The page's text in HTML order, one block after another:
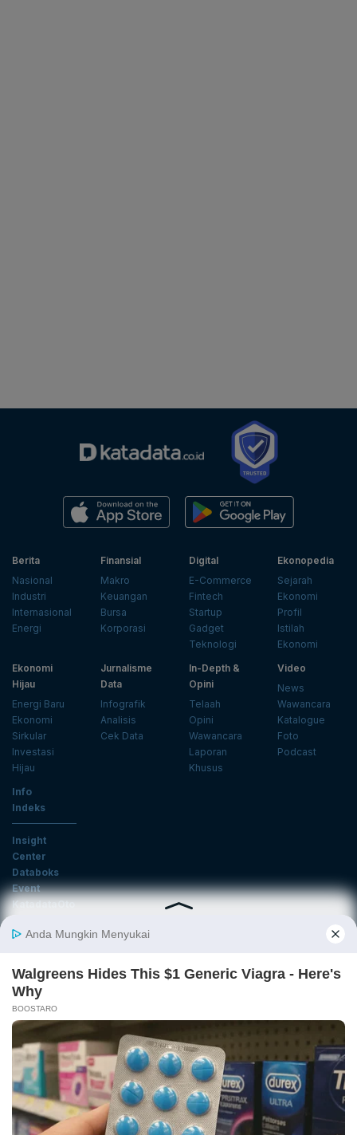
Berita
Nasional
Industri
Internasional
Energi
Finansial
Makro
Keuangan
Bursa
Korporasi
Digital
E-Commerce
Fintech
Startup
Gadget
Teknologi
Ekonopedia
Sejarah
Ekonomi
Profil
Istilah
Ekonomi
Ekonomi
Hijau
Energi Baru
Ekonomi
Sirkular
Investasi
Hijau
Jurnalisme
Data
Infografik
Analisis
Cek Data
In-Depth &
Opini
Telaah
Opini
Wawancara
Laporan
Khusus
Video
News
Wawancara
Katalogue
Foto
Podcast
Info
Indeks
Insight
Center
Databoks
Event
KatadataOto
Email
Daftar
Tentang Katadata Advertising Karier
Pedoman Media Siber
Kebijakan Privasi
Disclaimer
Hubungi Kami
©2026 Katadata. Hak cipta dilindungi Undang-undang.